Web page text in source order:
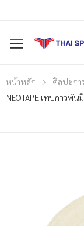
หน้าหลัก ศิลปะกา
NEOTAPE เทปกาวพัน